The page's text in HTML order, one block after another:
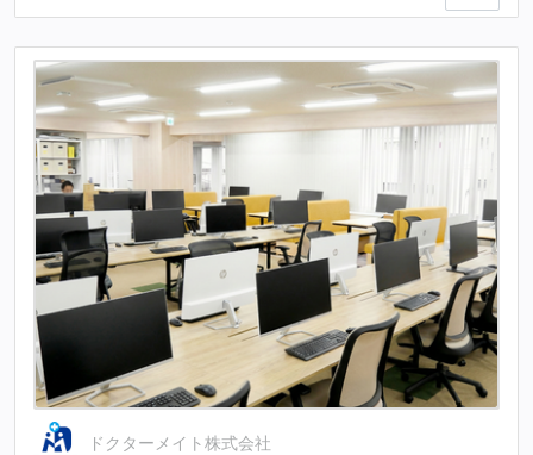
ドクターメイト株式会社